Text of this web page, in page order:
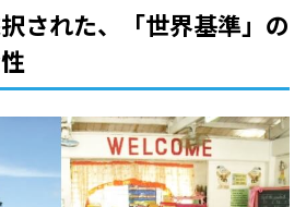
された、「世界基準」の